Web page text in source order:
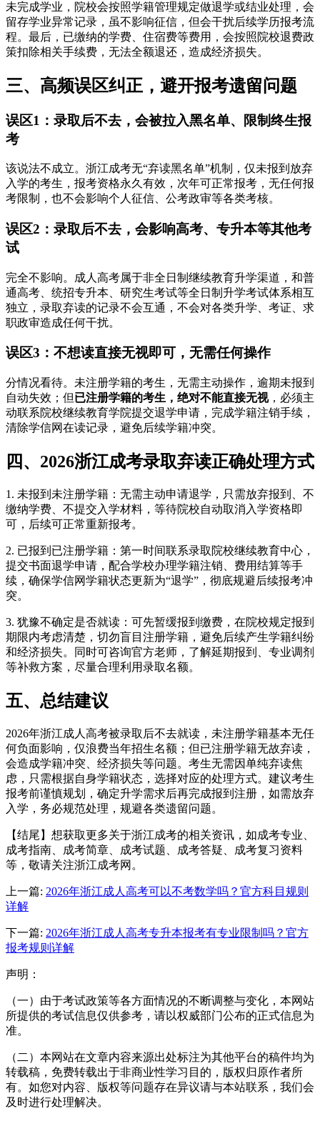
未完成学业，院校会按照学籍管理规定做退学或结业处理，会
留存学业异常记录，虽不影响征信，但会干扰后续学历报考流
程。最后，已缴纳的学费、住宿费等费用，会按照院校退费政
策扣除相关手续费，无法全额退还，造成经济损失。
三、高频误区纠正，避开报考遗留问题
误区1：录取后不去，会被拉入黑名单、限制终生报
考
该说法不成立。浙江成考无“弃读黑名单”机制，仅未报到放弃
入学的考生，报考资格永久有效，次年可正常报考，无任何报
考限制，也不会影响个人征信、公考政审等各类考核。
误区2：录取后不去，会影响高考、专升本等其他考
试
完全不影响。成人高考属于非全日制继续教育升学渠道，和普
通高考、统招专升本、研究生考试等全日制升学考试体系相互
独立，录取弃读的记录不会互通，不会对各类升学、考证、求
职政审造成任何干扰。
误区3：不想读直接无视即可，无需任何操作
分情况看待。未注册学籍的考生，无需主动操作，逾期未报到
自动失效；但已注册学籍的考生，绝对不能直接无视，必须主
动联系院校继续教育学院提交退学申请，完成学籍注销手续，
清除学信网在读记录，避免后续学籍冲突。
四、2026浙江成考录取弃读正确处理方式
1. 未报到未注册学籍：无需主动申请退学，只需放弃报到、不
缴纳学费、不提交入学材料，等待院校自动取消入学资格即
可，后续可正常重新报考。
2. 已报到已注册学籍：第一时间联系录取院校继续教育中心，
提交书面退学申请，配合学校办理学籍注销、费用结算等手
续，确保学信网学籍状态更新为“退学”，彻底规避后续报考冲
突。
3. 犹豫不确定是否就读：可先暂缓报到缴费，在院校规定报到
期限内考虑清楚，切勿盲目注册学籍，避免后续产生学籍纠纷
和经济损失。同时可咨询官方老师，了解延期报到、专业调剂
等补救方案，尽量合理利用录取名额。
五、总结建议
2026年浙江成人高考被录取后不去就读，未注册学籍基本无任
何负面影响，仅浪费当年招生名额；但已注册学籍无故弃读，
会造成学籍冲突、经济损失等问题。考生无需因单纯弃读焦
虑，只需根据自身学籍状态，选择对应的处理方式。建议考生
报考前谨慎规划，确定升学需求后再完成报到注册，如需放弃
入学，务必规范处理，规避各类遗留问题。
【结尾】想获取更多关于浙江成考的相关资讯，如成考专业、
成考指南、成考简章、成考试题、成考答疑、成考复习资料
等，敬请关注浙江成考网。
上一篇: 2026年浙江成人高考可以不考数学吗？官方科目规则
详解
下一篇: 2026年浙江成人高考专升本报考有专业限制吗？官方
报考规则详解
声明：
（一）由于考试政策等各方面情况的不断调整与变化，本网站
所提供的考试信息仅供参考，请以权威部门公布的正式信息为
准。
（二）本网站在文章内容来源出处标注为其他平台的稿件均为
转载稿，免费转载出于非商业性学习目的，版权归原作者所
有。如您对内容、版权等问题存在异议请与本站联系，我们会
及时进行处理解决。